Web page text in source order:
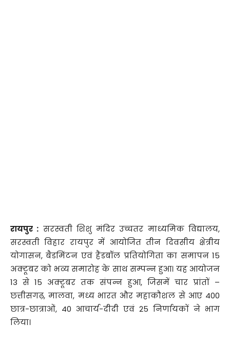
रायपुर : सरस्वती शिशु मंदिर उच्चतर माध्यमिक विद्यालय,
सरस्वती विहार रायपुर में आयोजित तीन दिवसीय क्षेत्रीय
योगासन, बैडमिंटन एवं हैंडबॉल प्रतियोगिता का समापन 15
अक्टूबर को भव्य समारोह के साथ सम्पन्न हुआ। यह आयोजन
13 से 15 अक्टूबर तक संपन्न हुआ, जिसमें चार प्रांतों –
छत्तीसगढ़, मालवा, मध्य भारत और महाकौशल से आए 400
छात्र-छात्राओं, 40 आचार्य-दीदी एवं 25 निर्णायकों ने भाग
लिया।